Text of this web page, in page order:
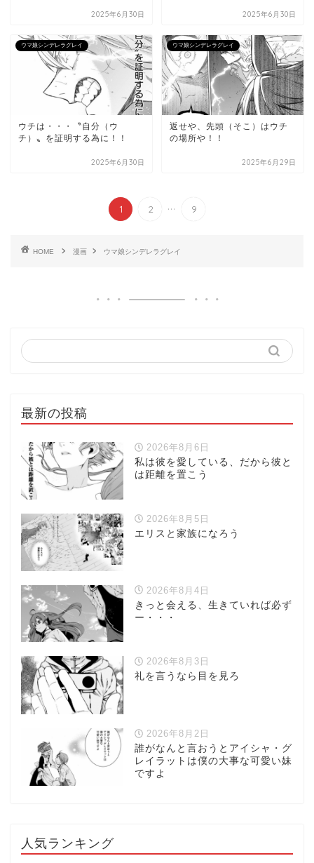
2025年6月30日 2025年6月30日
ウマ娘シンデレラグレイ
ウチは・・・〝自分（ウ
チ）〟を証明する為に！！
2025年6月30日
ウマ娘シンデレラグレイ
返せや、先頭（そこ）はウチ
の場所や！！
2025年6月29日
1 2 ... 9
HOME 漫画 ウマ娘シンデレラグレイ
最新の投稿
2026年8月6日
私は彼を愛している、だから彼と
は距離を置こう
2026年8月5日
エリスと家族になろう
2026年8月4日
きっと会える、生きていれば必ず
ー・・・
2026年8月3日
礼を言うなら目を見ろ
2026年8月2日
誰がなんと言おうとアイシャ・グ
レイラットは僕の大事な可愛い妹
ですよ
人気ランキング